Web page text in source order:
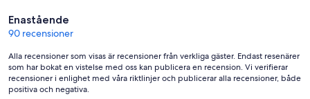
Recensioner
Enastående
90 recensioner
Alla recensioner som visas är recensioner från verkliga gäster. Endast resenärer
som har bokat en vistelse med oss kan publicera en recension. Vi verifierar
recensioner i enlighet med våra riktlinjer och publicerar alla recensioner, både
positiva och negativa.